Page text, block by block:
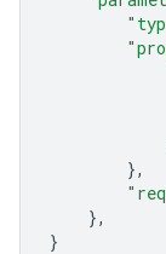
},
},
}